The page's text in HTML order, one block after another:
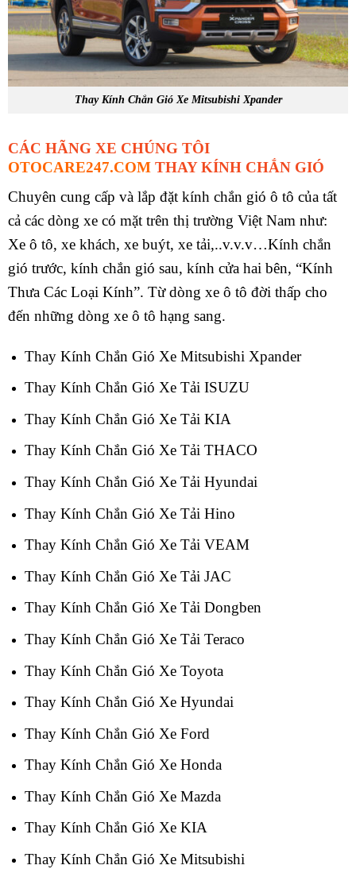
Thay Kính Chắn Gió Xe Mitsubishi Xpander
CÁC HÃNG XE CHÚNG TÔI
OTOCARE247.COM THAY KÍNH CHẮN GIÓ
Chuyên cung cấp và lắp đặt kính chắn gió ô tô của tất
cả các dòng xe có mặt trên thị trường Việt Nam như:
Xe ô tô, xe khách, xe buýt, xe tải,..v.v.v…Kính chắn
gió trước, kính chắn gió sau, kính cửa hai bên, “Kính
Thưa Các Loại Kính”. Từ dòng xe ô tô đời thấp cho
đến những dòng xe ô tô hạng sang.
Thay Kính Chắn Gió Xe Mitsubishi Xpander
Thay Kính Chắn Gió Xe Tải ISUZU
Thay Kính Chắn Gió Xe Tải KIA
Thay Kính Chắn Gió Xe Tải THACO
Thay Kính Chắn Gió Xe Tải Hyundai
Thay Kính Chắn Gió Xe Tải Hino
Thay Kính Chắn Gió Xe Tải VEAM
Thay Kính Chắn Gió Xe Tải JAC
Thay Kính Chắn Gió Xe Tải Dongben
Thay Kính Chắn Gió Xe Tải Teraco
Thay Kính Chắn Gió Xe Toyota
Thay Kính Chắn Gió Xe Hyundai
Thay Kính Chắn Gió Xe Ford
Thay Kính Chắn Gió Xe Honda
Thay Kính Chắn Gió Xe Mazda
Thay Kính Chắn Gió Xe KIA
Thay Kính Chắn Gió Xe Mitsubishi